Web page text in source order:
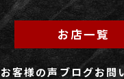
お店一覧
お客様の声 ブログお問